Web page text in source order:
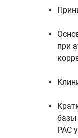
при
базы
РАС